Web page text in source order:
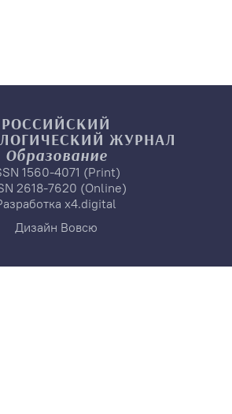
РОССИЙСКИЙ
ЖУРНАЛ
Образование
1560-4071 (Print)
2618-7620 (Online)
x4.digital
Дизайн Вовсю